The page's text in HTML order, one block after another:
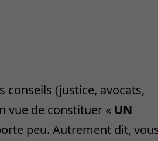
conseils (justice, avocats,
vue de constituer « UN
peu. Autrement dit,